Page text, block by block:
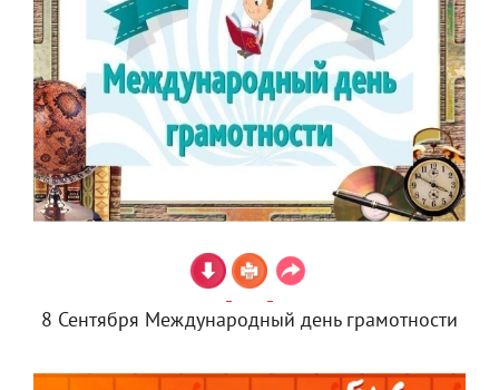
8 Сентября Международный день грамотности